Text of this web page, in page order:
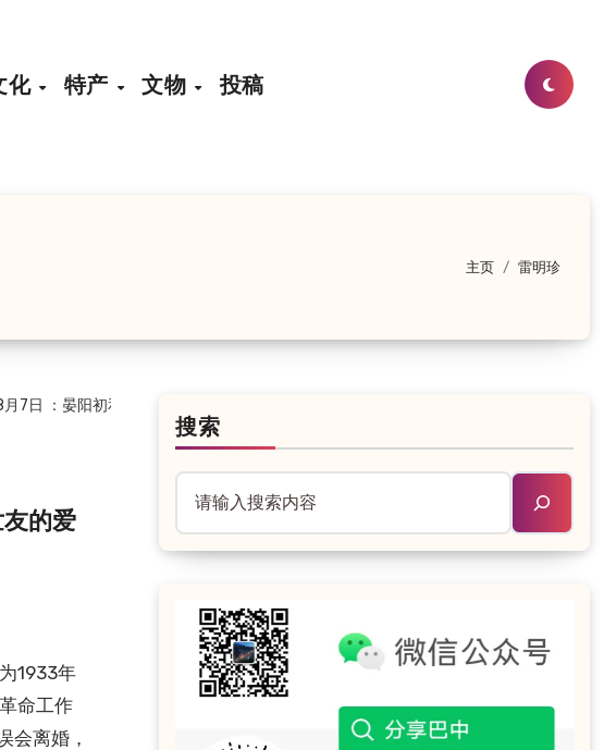
化 特产 文物 投稿
主页 雷明珍
日：晏阳初和他的故乡
的爱
1933年
命工作
会离婚，
搜索